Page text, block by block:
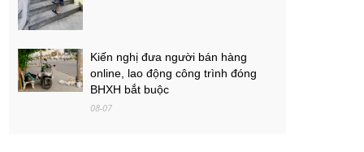
Kiến nghị đưa người bán hàng
online, lao động công trình đóng
BHXH bắt buộc
08-07